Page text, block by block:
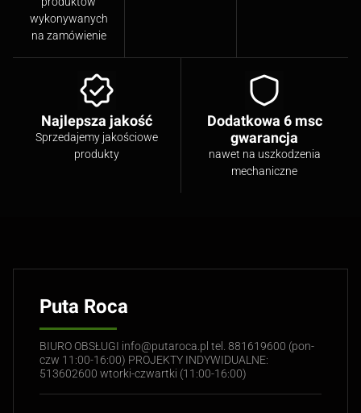
wykonywanych
na zamówienie
Najlepsza jakość
Sprzedajemy jakościowe
produkty
Dodatkowa 6 msc
gwarancja
nawet na uszkodzenia
mechaniczne
Puta Roca
BIURO OBSŁUGI info@putaroca.pl tel. 881619600 (pon-
czw 11:00-16:00) PROJEKTY INDYWIDUALNE:
513602600 wtorki-czwartki (11:00-16:00)